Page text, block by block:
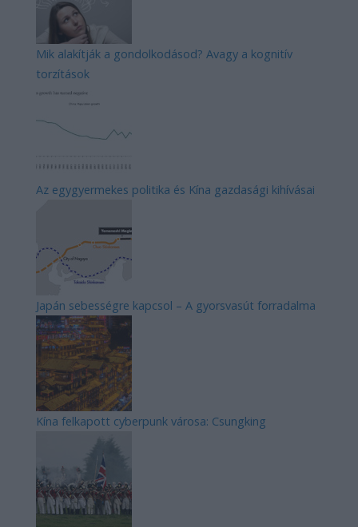
Mik alakítják a gondolkodásod? Avagy a kognitív
torzítások
Az egygyermekes politika és Kína gazdasági kihívásai
Japán sebességre kapcsol – A gyorsvasút forradalma
Kína felkapott cyberpunk városa: Csungking